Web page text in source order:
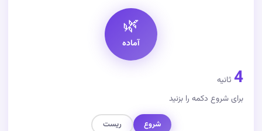
🌿
آماده
4 ثانیه
برای شروع دکمه را بزنید
شروع
ریست